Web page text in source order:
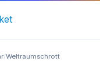
/Weltraumschrott